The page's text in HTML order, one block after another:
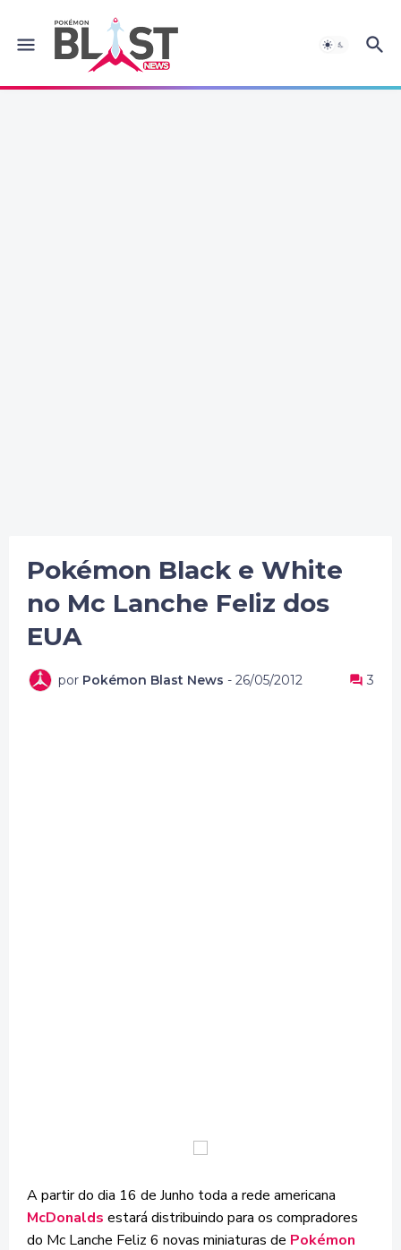
Pokémon Black e White
no Mc Lanche Feliz dos
EUA
por Pokémon Blast News - 26/05/2012 3
A partir do dia 16 de Junho toda a rede americana
McDonalds estará distribuindo para os compradores
do Mc Lanche Feliz 6 novas miniaturas de Pokémon